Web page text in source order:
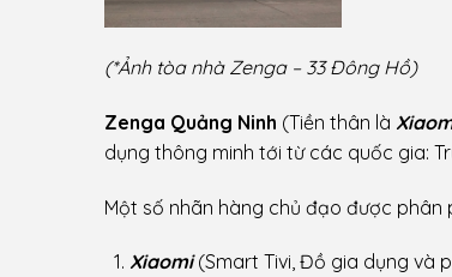
(*Ảnh tòa nhà Zenga – 33 Đông Hồ)
Zenga Quảng Ninh (Tiền thân là
dụng thông minh tới từ các quốc gia:
Một số nhãn hàng chủ đạo được phân
Xiaomi(Smart Tivi, Đồ gia dụng và